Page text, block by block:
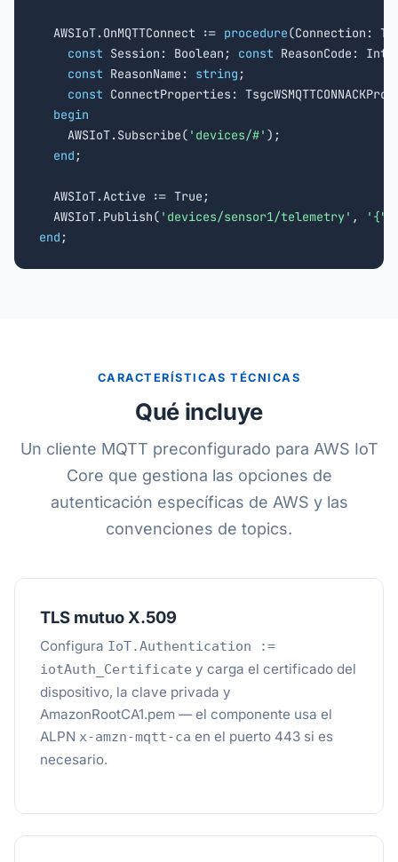
  AWSIoT.OnMQTTConnect :=
procedure(Connection:
const Session: Boolean; const ReasonCode:
const ReasonName: string ;
const ConnectProperties:
begin
    AWSIoT.Subscribe(
'devices/#' );
end ;
  AWSIoT.Active := True;
  AWSIoT.Publish(
'devices/sensor1/telemetry' ,
end ;
CARACTERÍSTICAS TÉCNICAS
Qué incluye
Un cliente MQTT preconfigurado para AWS IoT
Core que gestiona las opciones de
autenticación específicas de AWS y las
convenciones de topics.
TLS mutuo X.509
Configura IoT.Authentication :=
iotAuth_Certificate y carga el certificado del
dispositivo, la clave privada y
AmazonRootCA1.pem — el componente usa el
ALPN x-amzn-mqtt-ca en el puerto 443 si es
necesario.